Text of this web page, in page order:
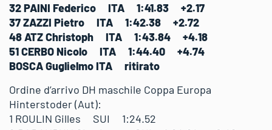
32 PAINI Federico ITA 1:41.83 +2.17
37 ZAZZI Pietro ITA 1:42.38 +2.72
48 ATZ Christoph ITA 1:43.84 +4.18
51 CERBO Nicolo ITA 1:44.40 +4.74
BOSCA Guglielmo ITA ritirato
Ordine d’arrivo DH maschile Coppa Europa
Hinterstoder (Aut):
1 ROULIN Gilles SUI 1:24.52